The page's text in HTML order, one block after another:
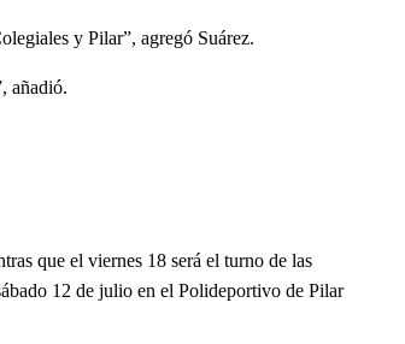
y Pilar”, agregó Suárez.
añadió.
que el viernes 18 será el turno de las
12 de julio en el Polideportivo de Pilar